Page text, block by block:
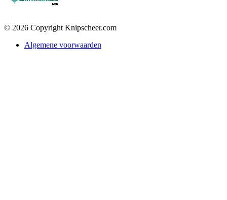
© 2026 Copyright Knipscheer.com
Algemene voorwaarden